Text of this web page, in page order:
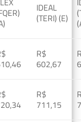
IDEAL
(TERI) (E)
R$
602,67
R$
711,15